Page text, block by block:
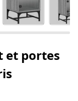
et portes